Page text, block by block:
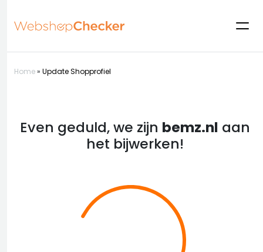
Home» Update Shopprofiel
Even geduld, we zijn bemz.nl aan
het bijwerken!